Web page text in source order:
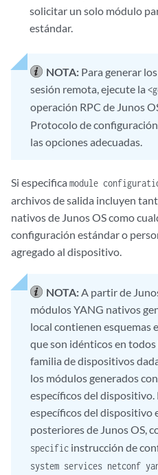
solicitar un solo módulo
estándar.
NOTA: Para generar
sesión remota, ejecute la
operación RPC de Junos
Protocolo de
las opciones adecuadas.
Si especifica module
archivos de salida incluyen
nativos de Junos OS como
configuración estándar o
agregado al dispositivo.
NOTA: A partir de
módulos YANG nativos
local contienen esquemas
que son idénticos en
familia de dispositivos
los módulos generados
específicos del
específicos del dispositivo
posteriores de Junos OS,
specific instrucción de
system services netconf